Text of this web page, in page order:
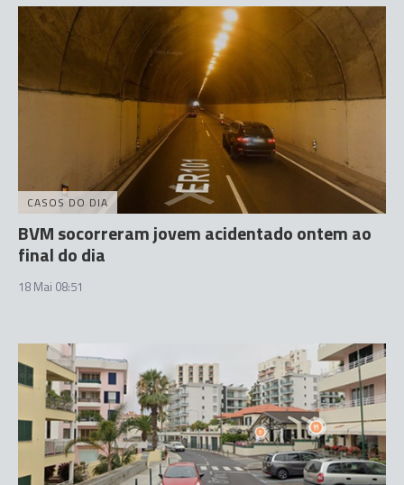
CASOS DO DIA
BVM socorreram jovem acidentado ontem ao
final do dia
18 Mai 08:51